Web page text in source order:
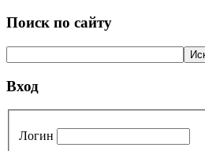
Поиск по сайту
Вход
Логин